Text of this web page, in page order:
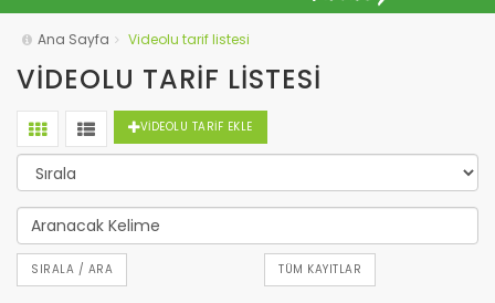
Ana Sayfa Videolu tarif listesi
VIDEOLU TARIF LISTESI
VİDEOLU TARİF EKLE
SIRALA / ARA TÜM KAYITLAR